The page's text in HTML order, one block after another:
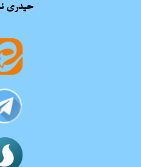
حیدری